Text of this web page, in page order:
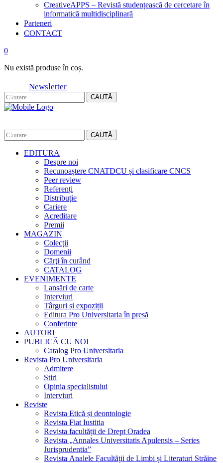
CreativeAPPS – Revistă studențească de cercetare în
informatică multidisciplinară
Parteneri
CONTACT
0
Nu există produse în coș.
Newsletter
CAUTĂ
CAUTĂ
EDITURA
Despre noi
Recunoaștere CNATDCU și clasificare CNCS
Peer review
Referenți
Distribuție
Cariere
Acreditare
Premii
MAGAZIN
Colecții
Domenii
Cărţi în curând
CATALOG
EVENIMENTE
Lansări de carte
Interviuri
Târguri și expoziții
Editura Pro Universitaria în presă
Conferințe
AUTORI
PUBLICĂ CU NOI
Catalog Pro Universitaria
Revista Pro Universitaria
Admitere
Știri
Opinia specialistului
Interviuri
Reviste
Revista Etică și deontologie
Revista Fiat Iustitia
Revista facultății de Drept Oradea
Revista „Annales Universitatis Apulensis – Series
Jurisprudentia”
Revista Analele Facultăţii de Limbi și Literaturi Străine